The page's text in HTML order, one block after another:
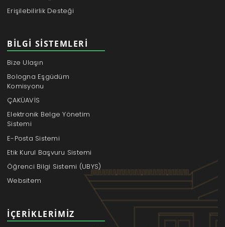
Erişilebilirlik Desteği
BILGI SISTEMLERI
Bize Ulaşın
Bologna Eşgüdüm
Komisyonu
ÇAKÜAVİS
Elektronik Belge Yönetim
Sistemi
E-Posta Sistemi
Etik Kurul Başvuru Sistemi
Öğrenci Bilgi Sistemi (UBYS)
Websitem
İÇERIKLERIMIZ